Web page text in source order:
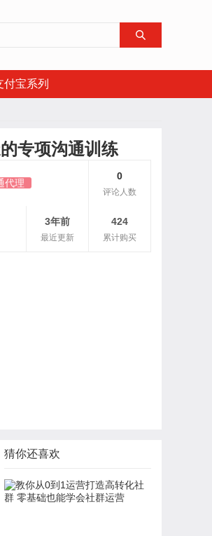

付宝系列
专项沟通训练
代理
0
评论人数
424
累计购买
3年前
最近更新
猜你还喜欢